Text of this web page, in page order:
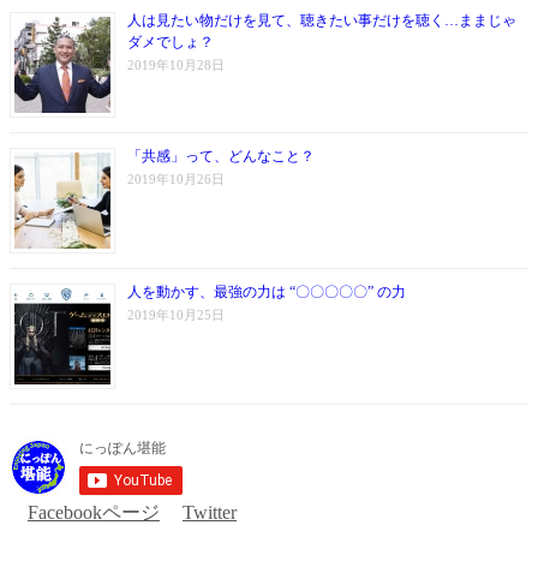
人は見たい物だけを見て、聴きたい事だけを聴く…ままじゃ
ダメでしょ？
2019年10月28日
「共感」って、どんなこと？
2019年10月26日
人を動かす、最強の力は “〇〇〇〇〇” の力
2019年10月25日
Facebookページ Twitter